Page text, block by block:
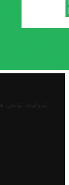
تروفيت تونس